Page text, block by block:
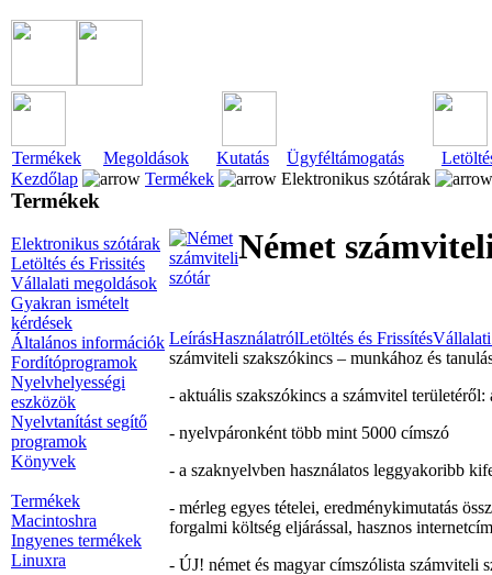
Termékek Megoldások Kutatás Ügyféltámogatás
Kezdőlap
Termékek Elektronikus szótárak
Termékek
Elektronikus szótárak
Letöltés és Frissités
Vállalati megoldások
Gyakran ismételt
kérdések
Általános információk
Fordítóprogramok
Nyelvhelyességi
eszközök
Nyelvtanítást segítő
programok
Könyvek
Termékek
Macintoshra
Ingyenes termékek
Linuxra
Német
LeírásHasználatrólLetöltés és Frissítés
számviteli szakszókincs – munkához és
- aktuális szakszókincs a számvitel
- nyelvpáronként több mint 5000 címszó
- a szaknyelvben használatos leggyakoribb
- mérleg egyes tételei, eredménykimutatás
forgalmi költség eljárással, hasznos
- ÚJ! német és magyar címszólista számviteli